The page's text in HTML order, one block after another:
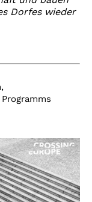
Dorfes wieder